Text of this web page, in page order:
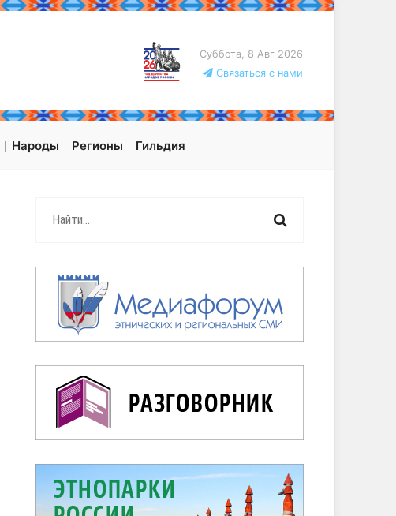
Суббота, 8 Авг 2026
Связаться с нами
Народы Регионы Гильдия